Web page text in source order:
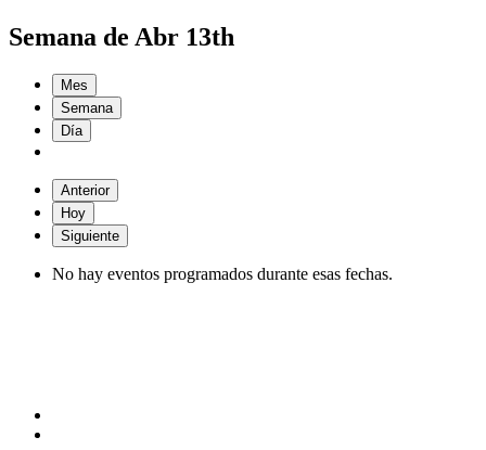
Semana de Abr 13th
Mes
Semana
Día
Anterior
Hoy
Siguiente
No hay eventos programados durante esas fechas.